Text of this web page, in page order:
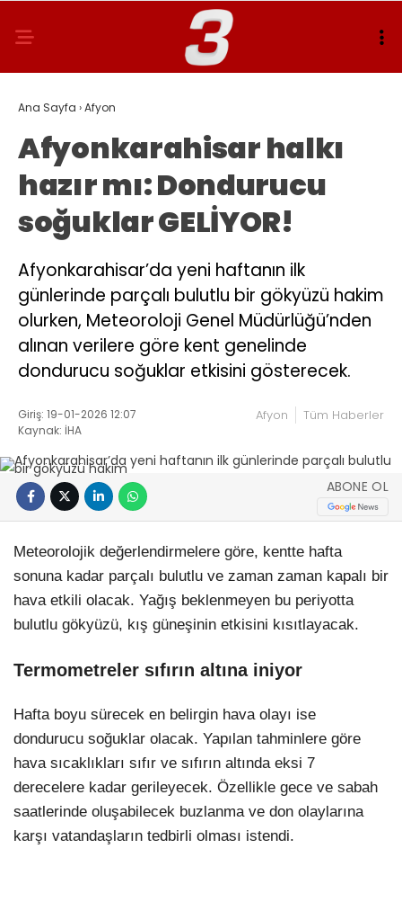
Ana Sayfa ›Afyon
Afyonkarahisar halkı
hazır mı: Dondurucu
soğuklar GELİYOR!
Afyonkarahisar’da yeni haftanın ilk
günlerinde parçalı bulutlu bir gökyüzü hakim
olurken, Meteoroloji Genel Müdürlüğü’nden
alınan verilere göre kent genelinde
dondurucu soğuklar etkisini gösterecek.
Giriş: 19-01-2026 12:07
Kaynak: İHA
Afyon Tüm Haberler
ABONE OL
Meteorolojik değerlendirmelere göre, kentte hafta
sonuna kadar parçalı bulutlu ve zaman zaman kapalı bir
hava etkili olacak. Yağış beklenmeyen bu periyotta
bulutlu gökyüzü, kış güneşinin etkisini kısıtlayacak.
Termometreler sıfırın altına iniyor
Hafta boyu sürecek en belirgin hava olayı ise
dondurucu soğuklar olacak. Yapılan tahminlere göre
hava sıcaklıkları sıfır ve sıfırın altında eksi 7
derecelere kadar gerileyecek. Özellikle gece ve sabah
saatlerinde oluşabilecek buzlanma ve don olaylarına
karşı vatandaşların tedbirli olması istendi.